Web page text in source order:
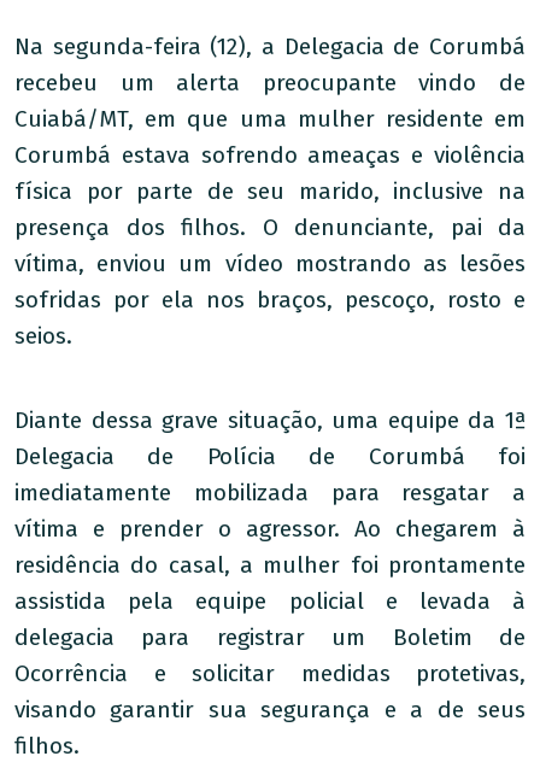
Na segunda-feira (12), a Delegacia de Corumbá
recebeu um alerta preocupante vindo de
Cuiabá/MT, em que uma mulher residente em
Corumbá estava sofrendo ameaças e violência
física por parte de seu marido, inclusive na
presença dos filhos. O denunciante, pai da
vítima, enviou um vídeo mostrando as lesões
sofridas por ela nos braços, pescoço, rosto e
seios.
Diante dessa grave situação, uma equipe da 1ª
Delegacia de Polícia de Corumbá foi
imediatamente mobilizada para resgatar a
vítima e prender o agressor. Ao chegarem à
residência do casal, a mulher foi prontamente
assistida pela equipe policial e levada à
delegacia para registrar um Boletim de
Ocorrência e solicitar medidas protetivas,
visando garantir sua segurança e a de seus
filhos.